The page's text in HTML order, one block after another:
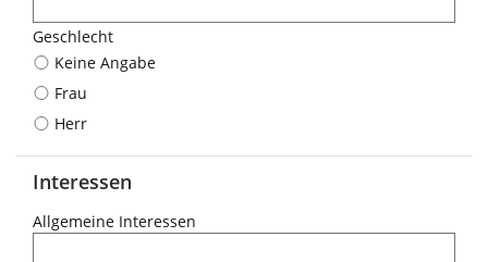
Geschlecht
Keine Angabe
Frau
Herr
Interessen
Allgemeine Interessen